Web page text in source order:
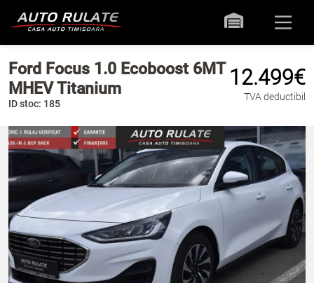
Ford Focus 1.0 Ecoboost 6MT
MHEV Titanium
ID stoc: 185
12.499€
TVA deductibil